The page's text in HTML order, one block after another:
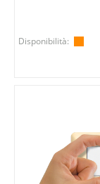
Disponibilità: